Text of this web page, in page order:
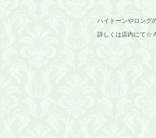
ハイトーンやロング
詳しくは店内にて☆